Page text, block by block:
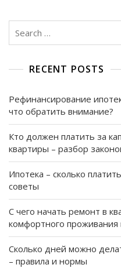
Search
RECENT POSTS
Рефинансирование
что обратить внимание?
Кто должен платить за
квартиры – разбор
Ипотека – сколько
советы
С чего начать ремонт в
комфортного
Сколько дней можно
– правила и нормы